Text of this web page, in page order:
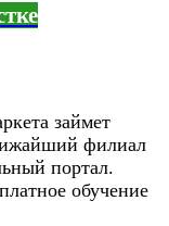
займет
филиал
портал.
обучение